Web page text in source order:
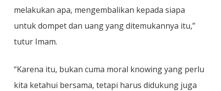
melakukan apa, mengembalikan kepada siapa
untuk dompet dan uang yang ditemukannya itu,”
tutur Imam.
“Karena itu, bukan cuma moral knowing yang perlu
kita ketahui bersama, tetapi harus didukung juga